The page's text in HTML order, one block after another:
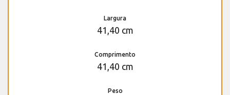
Largura
41,40 cm
Comprimento
41,40 cm
Peso